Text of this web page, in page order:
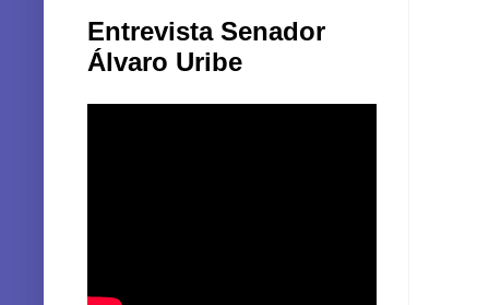
Entrevista Senador
Álvaro Uribe